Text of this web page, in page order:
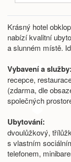
Krásný hotel
nabízí kvalitní
a slunném místě.
Vybavení a služby:
recepce,
(zdarma, dle
společných
Ubytování:
dvoulůžkový,
s vlastním
telefonem,